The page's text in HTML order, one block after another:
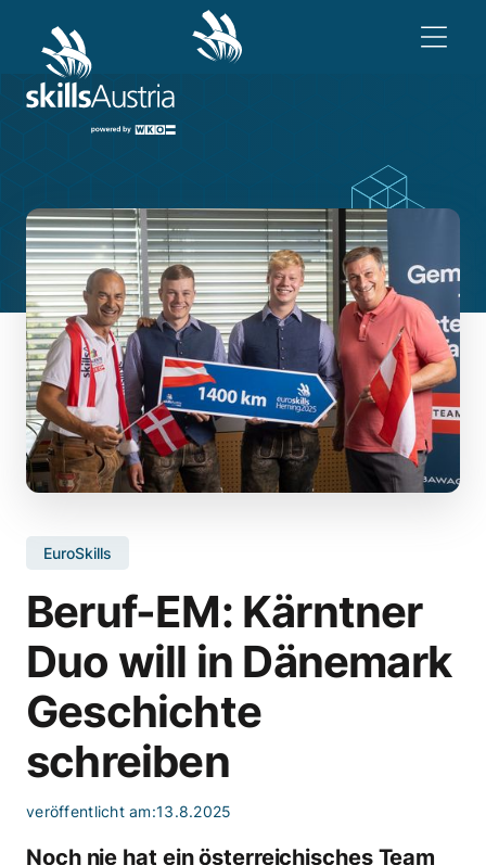
EuroSkills
Beruf-EM: Kärntner
Duo will in Dänemark
Geschichte
schreiben
veröffentlicht am:13.8.2025
Noch nie hat ein österreichisches Team